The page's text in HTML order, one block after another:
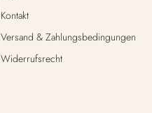
Kontakt
Versand & Zahlungsbedingungen
Widerrufsrecht